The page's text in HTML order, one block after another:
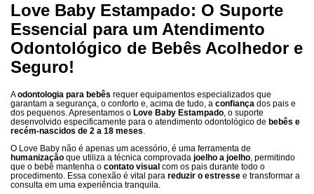
Love Baby Estampado: O Suporte
Essencial para um Atendimento
Odontológico de Bebês Acolhedor e
Seguro!
Aodontologia para bebês requer equipamentos especializados que
garantam a segurança, o conforto e, acima de tudo, a confiança dos pais e
dos pequenos. Apresentamos o Love Baby Estampado, o suporte
desenvolvido especificamente para o atendimento odontológico de bebês e
recém-nascidos de 2 a 18 meses.
O Love Baby não é apenas um acessório, é uma ferramenta de
humanização que utiliza a técnica comprovada joelho a joelho, permitindo
que o bebê mantenha o contato visual com os pais durante todo o
procedimento. Essa conexão é vital para reduzir o estresse e transformar a
consulta em uma experiência tranquila.